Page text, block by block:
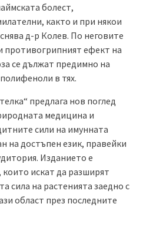
болест,
както и при някои
д-р Колев. По неговите
противогрипният ефект на
се дължат предимно на
в тях.
предлага нов поглед
медицина и
сили на имунната
на достъпен език, правейки
Изданието е
които искат да разширят
сила на растенията заедно с
област през последните